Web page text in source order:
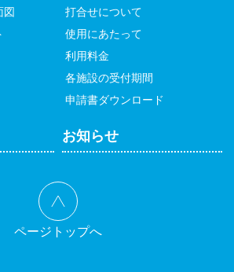
図
打合せについて
使用にあたって
利用料金
各施設の受付期間
申請書ダウンロード
お知らせ
ページトップへ